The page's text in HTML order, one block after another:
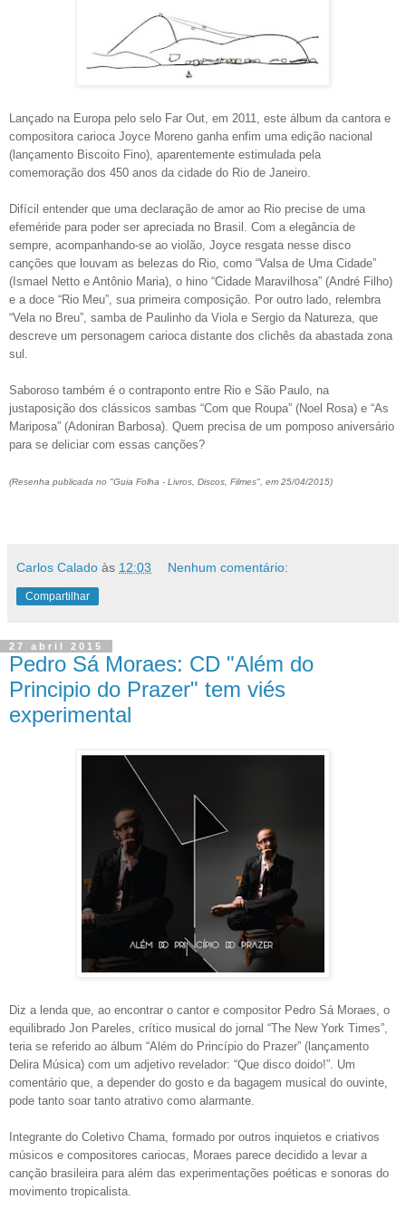
Lançado na Europa pelo selo Far Out, em 2011, este álbum da cantora e
compositora carioca Joyce Moreno ganha enfim uma edição nacional
(lançamento Biscoito Fino), aparentemente estimulada pela
comemoração dos 450 anos da cidade do Rio de Janeiro.
Difícil entender que uma declaração de amor ao Rio precise de uma
efeméride para poder ser apreciada no Brasil. Com a elegância de
sempre, acompanhando-se ao violão, Joyce resgata nesse disco
canções que louvam as belezas do Rio, como “Valsa de Uma Cidade”
(Ismael Netto e Antônio Maria), o hino “Cidade Maravilhosa” (André Filho)
e a doce “Rio Meu”, sua primeira composição. Por outro lado, relembra
“Vela no Breu”, samba de Paulinho da Viola e Sergio da Natureza, que
descreve um personagem carioca distante dos clichês da abastada zona
sul.
Saboroso também é o contraponto entre Rio e São Paulo, na
justaposição dos clássicos sambas “Com que Roupa” (Noel Rosa) e “As
Mariposa” (Adoniran Barbosa). Quem precisa de um pomposo aniversário
para se deliciar com essas canções?
(Resenha publicada no "Guia Folha - Livros, Discos, Filmes", em 25/04/2015)
Carlos Calado às 12:03 Nenhum comentário:
Compartilhar
27 abril 2015
Pedro Sá Moraes: CD "Além do
Principio do Prazer" tem viés
experimental
Diz a lenda que, ao encontrar o cantor e compositor Pedro Sá Moraes, o
equilibrado Jon Pareles, crítico musical do jornal “The New York Times”,
teria se referido ao álbum “Além do Princípio do Prazer” (lançamento
Delira Música) com um adjetivo revelador: “Que disco doido!”. Um
comentário que, a depender do gosto e da bagagem musical do ouvinte,
pode tanto soar tanto atrativo como alarmante.
Integrante do Coletivo Chama, formado por outros inquietos e criativos
músicos e compositores cariocas, Moraes parece decidido a levar a
canção brasileira para além das experimentações poéticas e sonoras do
movimento tropicalista.